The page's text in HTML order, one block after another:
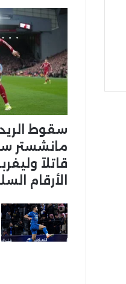
سقوط
مانشستر
قاتلاً
الأرقام